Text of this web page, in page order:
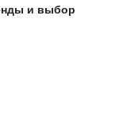
и выбор